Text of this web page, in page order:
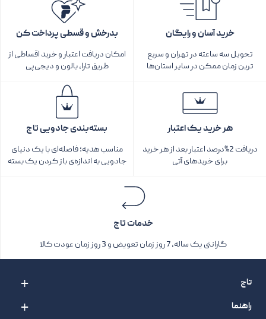
خرید آسان و رایگان
تحویل سه ساعته در تهران و سریع
ترین زمان ممکن در سایر استان‌ها
بدرخش و قسطی پرداخت کن
امکان دریافت اعتبار و خرید اقساطی از
طریق تارا، بالون و دیجی‌پی
هر خرید یک اعتبار
دریافت 2%درصد اعتبار بعد از هر خرید
برای خریدهای آتی
بسته‌بندی جادویی تاج
مناسب هدیه؛ فاصله‌ای با یک دنیای
جادویی به اندازه‌ی باز کردن یک بسته‌
خدمات تاج
گارانتی یک ساله، 7 روز زمان تعویض و 3 روز زمان عودت کالا
تاج
راهنما